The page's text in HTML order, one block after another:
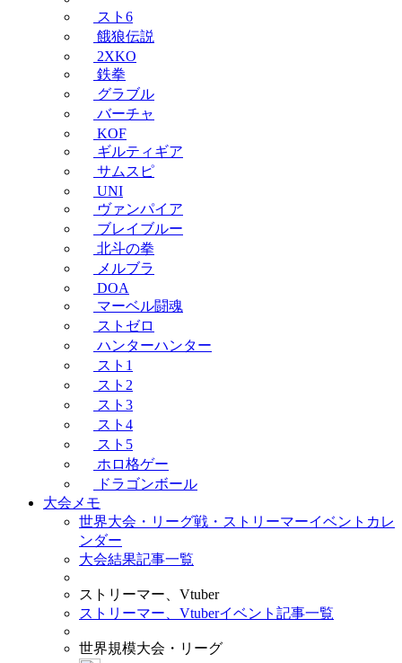
スト6
餓狼伝説
2XKO
鉄拳
グラブル
バーチャ
KOF
ギルティギア
サムスピ
UNI
ヴァンパイア
ブレイブルー
北斗の拳
メルブラ
DOA
マーベル闘魂
ストゼロ
ハンターハンター
スト1
スト2
スト3
スト4
スト5
ホロ格ゲー
ドラゴンボール
大会メモ
世界大会・リーグ戦・ストリーマーイベントカレ
ンダー
大会結果記事一覧
ストリーマー、Vtuber
ストリーマー、Vtuberイベント記事一覧
世界規模大会・リーグ